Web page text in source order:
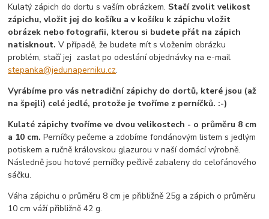
Kulatý zápich do dortu s vaším obrázkem. Stačí zvolit velikost
zápichu, vložit jej do košíku a v košíku k zápichu vložit
obrázek nebo fotografii, kterou si budete přát na zápich
natisknout.V případě, že budete mít s vložením obrázku
problém, stačí jej zaslat po odeslání objednávky na e-mail
stepanka@jedunaperniku.cz.
Vyrábíme pro vás netradiční zápichy do dortů, které jsou (až
na špejli) celé jedlé, protože je tvoříme z perníčků. :-)
Kulaté zápichy tvoříme ve dvou velikostech - o průměru 8 cm
a 10 cm. Perníčky pečeme a zdobíme fondánovým listem s jedlým
potiskem a ručně královskou glazurou v naší domácí výrobně.
Následně jsou hotové perníčky pečlivě zabaleny do celofánového
sáčku.
Váha zápichu o průměru 8 cm je přibližně 25g a zápich o průměru
10 cm váží přibližně 42 g.